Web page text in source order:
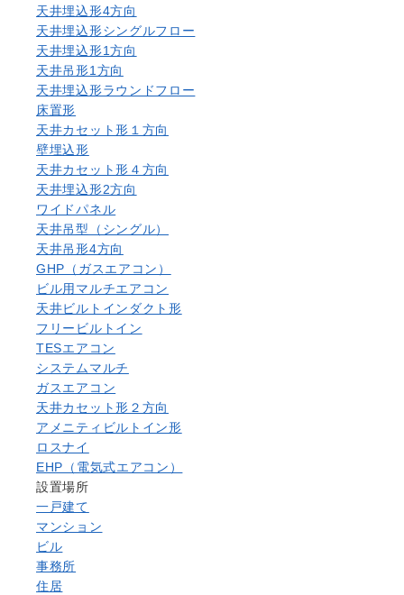
天井埋込形4方向
天井埋込形シングルフロー
天井埋込形1方向
天井吊形1方向
天井埋込形ラウンドフロー
床置形
天井カセット形１方向
壁埋込形
天井カセット形４方向
天井埋込形2方向
ワイドパネル
天井吊型（シングル）
天井吊形4方向
GHP（ガスエアコン）
ビル用マルチエアコン
天井ビルトインダクト形
フリービルトイン
TESエアコン
システムマルチ
ガスエアコン
天井カセット形２方向
アメニティビルトイン形
ロスナイ
EHP（電気式エアコン）
設置場所
一戸建て
マンション
ビル
事務所
住居